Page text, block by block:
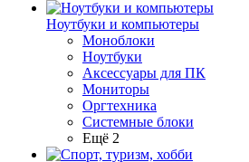
Ноутбуки и компьютеры
Моноблоки
Ноутбуки
Аксессуары для ПК
Мониторы
Оргтехника
Системные блоки
Ещё 2